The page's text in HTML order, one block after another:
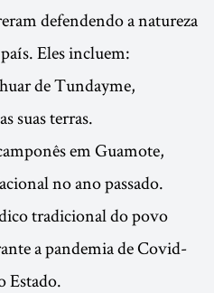
defendendo a natureza
Eles incluem:
de Tundayme,
suas terras.
em Guamote,
no ano passado.
tradicional do povo
a pandemia de Covid-
Estado.